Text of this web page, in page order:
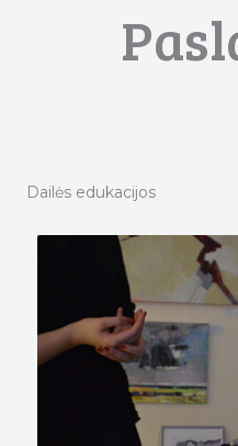
Dailės edukacijos